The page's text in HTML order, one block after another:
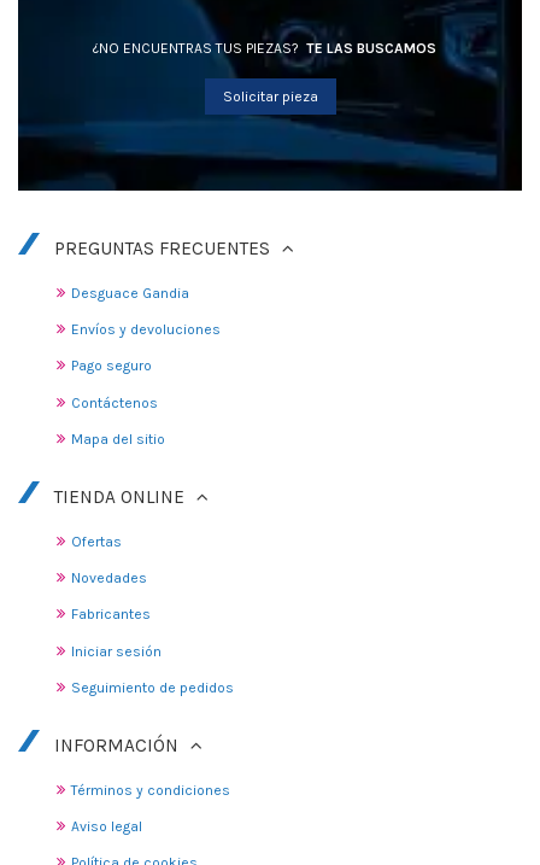
¿NO ENCUENTRAS TUS PIEZAS? TE LAS BUSCAMOS
Solicitar pieza
PREGUNTAS FRECUENTES
Desguace Gandia
Envíos y devoluciones
Pago seguro
Contáctenos
Mapa del sitio
TIENDA ONLINE
Ofertas
Novedades
Fabricantes
Iniciar sesión
Seguimiento de pedidos
INFORMACIÓN
Términos y condiciones
Aviso legal